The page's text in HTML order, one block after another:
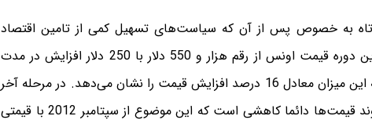
به خصوص پس از آن که سیاست‌های تسهیل کمی از تامین اقتصاد
آمریکا ناتوان شد افزایش یافت که در این دوره قیمت اونس از رقم هزار و 550 دلار با 250 دلار افزایش در مدت
در مرحله آخر
شاهد جهش صعودی قیمت نیستیم و روند قیمت‌ها دائما کاهشی است که این موضوع از سپتامبر 2012 با قیمتی